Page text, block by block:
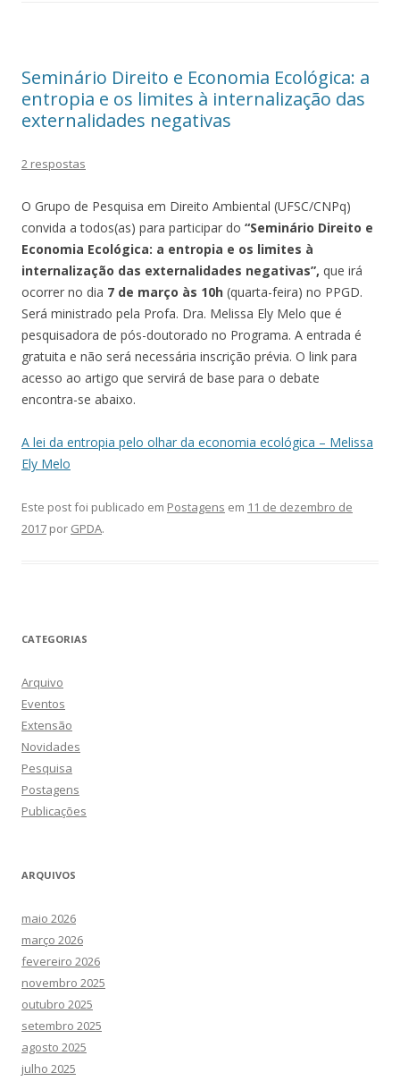
Seminário Direito e Economia Ecológica: a
entropia e os limites à internalização das
externalidades negativas
2 respostas
O Grupo de Pesquisa em Direito Ambiental (UFSC/CNPq)
convida a todos(as) para participar do “Seminário Direito e
Economia Ecológica: a entropia e os limites à
internalização das externalidades negativas”, que irá
ocorrer no dia 7 de março às 10h (quarta-feira) no PPGD.
Será ministrado pela Profa. Dra. Melissa Ely Melo que é
pesquisadora de pós-doutorado no Programa. A entrada é
gratuita e não será necessária inscrição prévia. O link para
acesso ao artigo que servirá de base para o debate
encontra-se abaixo.
A lei da entropia pelo olhar da economia ecológica – Melissa
Ely Melo
Este post foi publicado em Postagens em 11 de dezembro de
2017 por GPDA.
CATEGORIAS
Arquivo
Eventos
Extensão
Novidades
Pesquisa
Postagens
Publicações
ARQUIVOS
maio 2026
março 2026
fevereiro 2026
novembro 2025
outubro 2025
setembro 2025
agosto 2025
julho 2025